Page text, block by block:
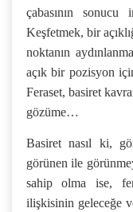
çabasının
Keşfetmek, bir
noktanın
açık bir pozisyon
Feraset, basiret
gözüme…
Basiret nasıl ki,
görünen ile
sahip olma ise,
ilişkisinin geleceğe